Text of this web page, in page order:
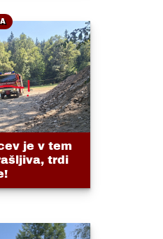
je v tem
trdi